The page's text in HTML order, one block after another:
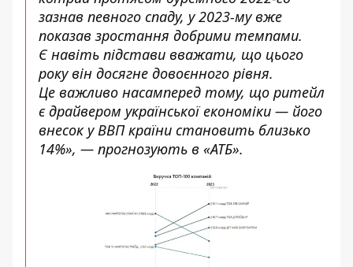
зазнав певного спаду, у 2023-му вже
показав зростання добрими темпами.
Є навіть підстави вважати, що цього
року він досягне довоєнного рівня.
Це важливо насамперед тому, що ритейл
є драйвером української економіки — його
внесок у ВВП країни становить близько
14%», — прогнозують в «АТБ».